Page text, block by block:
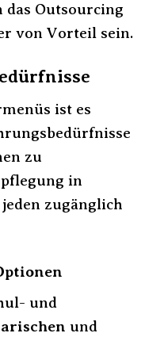
das Outsourcing
von Vorteil sein.
ist es
zu
in
zugänglich
und
und